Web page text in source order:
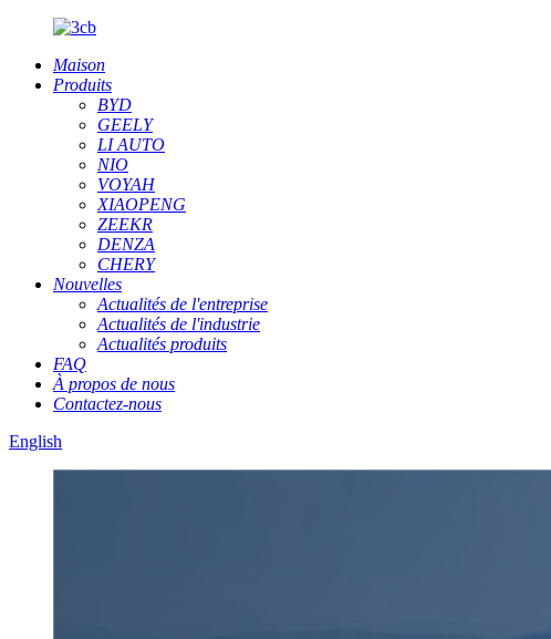
Maison
Produits
BYD
GEELY
LI AUTO
NIO
VOYAH
XIAOPENG
ZEEKR
DENZA
CHERY
Nouvelles
Actualités de l'entreprise
Actualités de l'industrie
Actualités produits
FAQ
À propos de nous
Contactez-nous
English